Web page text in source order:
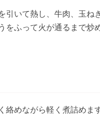
引いて熱し、牛肉、玉ね
をふって火が通るまで炒
絡めながら軽く煮詰めます